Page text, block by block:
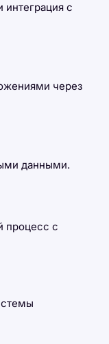
интеграция с
через
данными.
с